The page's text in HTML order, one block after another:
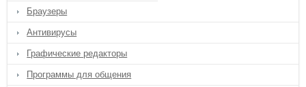
Браузеры
Антивирусы
Графические редакторы
Программы для общения